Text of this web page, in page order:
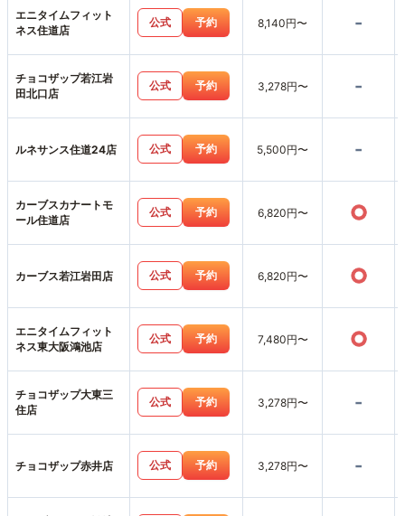
エニタイムフィット
ネス住道店
公式 予約 8,140円〜 -
チョコザップ若江岩
田北口店
公式 予約 3,278円〜 -
ルネサンス住道24店 公式 予約 5,500円〜 -
カーブスカナートモ
ール住道店
公式 予約 6,820円〜 ○
カーブス若江岩田店 公式 予約 6,820円〜 ○
エニタイムフィット
ネス東大阪鴻池店
公式 予約 7,480円〜 ○
チョコザップ大東三
住店
公式 予約 3,278円〜 -
チョコザップ赤井店 公式 予約 3,278円〜 -